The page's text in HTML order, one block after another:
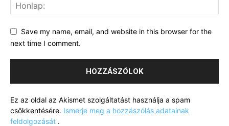
Save my name, email, and website in this browser for the
next time I comment.
Ez az oldal az Akismet szolgáltatást használja a spam
csökkentésére. Ismerje meg a hozzászólás adatainak
feldolgozását .